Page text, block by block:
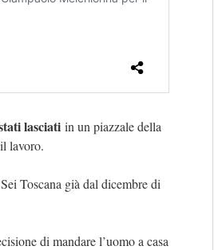
lasciati in un piazzale della
lavoro.
Toscana già dal dicembre di
di mandare l’uomo a casa